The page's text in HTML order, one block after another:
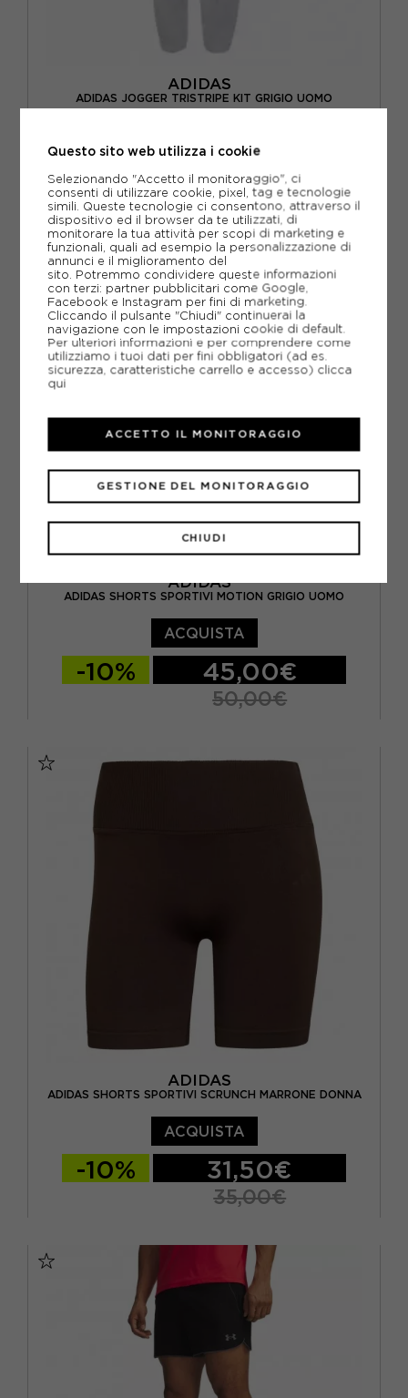
ADIDAS
ADIDAS JOGGER TRISTRIPE KIT GRIGIO UOMO
XS S M L
-10% 54,00€
60,00€
ADIDAS
ADIDAS SHORTS SPORTIVI MOTION GRIGIO UOMO
ACQUISTA
-10% 45,00€
50,00€
ADIDAS
ADIDAS SHORTS SPORTIVI SCRUNCH MARRONE DONNA
ACQUISTA
-10% 31,50€
35,00€
Questo sito web utilizza i cookie
Selezionando "Accetto il monitoraggio", ci
consenti di utilizzare cookie, pixel, tag e tecnologie
simili. Queste tecnologie ci consentono, attraverso il
dispositivo ed il browser da te utilizzati, di
monitorare la tua attività per scopi di marketing e
funzionali, quali ad esempio la personalizzazione di
annunci e il miglioramento del
sito. Potremmo condividere queste informazioni
con terzi: partner pubblicitari come Google,
Facebook e Instagram per fini di marketing.
Cliccando il pulsante "Chiudi" continuerai la
navigazione con le impostazioni cookie di default.
Per ulteriori informazioni e per comprendere come
utilizziamo i tuoi dati per fini obbligatori (ad es.
sicurezza, caratteristiche carrello e accesso) clicca
qui
CHIUDI
GESTIONE DEL MONITORAGGIO
ACCETTO IL MONITORAGGIO